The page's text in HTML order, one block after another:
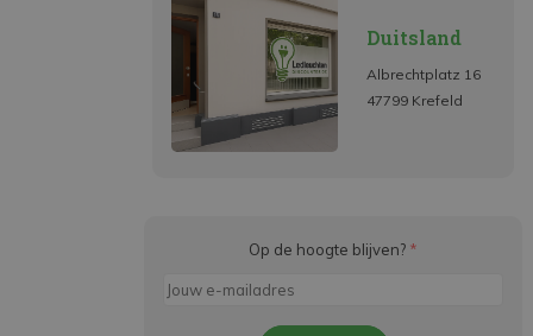
Duitsland
Albrechtplatz 16
47799 Krefeld
Op de hoogte blijven? *